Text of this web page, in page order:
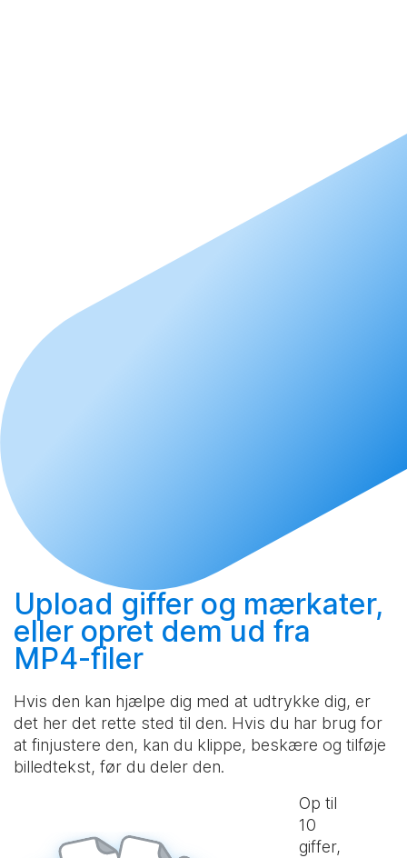
Upload giffer og mærkater,
eller opret dem ud fra
MP4-filer
Hvis den kan hjælpe dig med at udtrykke dig, er
det her det rette sted til den. Hvis du har brug for
at finjustere den, kan du klippe, beskære og tilføje
billedtekst, før du deler den.
Op til
10
giffer,